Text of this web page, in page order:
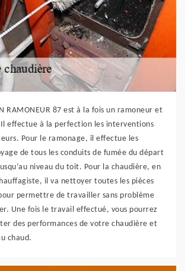
RAMONEUR 87 est à la fois un ramoneur et
effectue à la perfection les interventions
Pour le ramonage, il effectue les
de tous les conduits de fumée du départ
niveau du toit. Pour la chaudière, en
il va nettoyer toutes les pièces
permettre de travailler sans problème
Une fois le travail effectué, vous pourrez
des performances de votre chaudière et
chaud.